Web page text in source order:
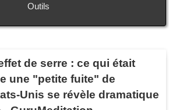
Outils
de serre : ce qui était
une "petite fuite" de
Unis se révèle dramatique